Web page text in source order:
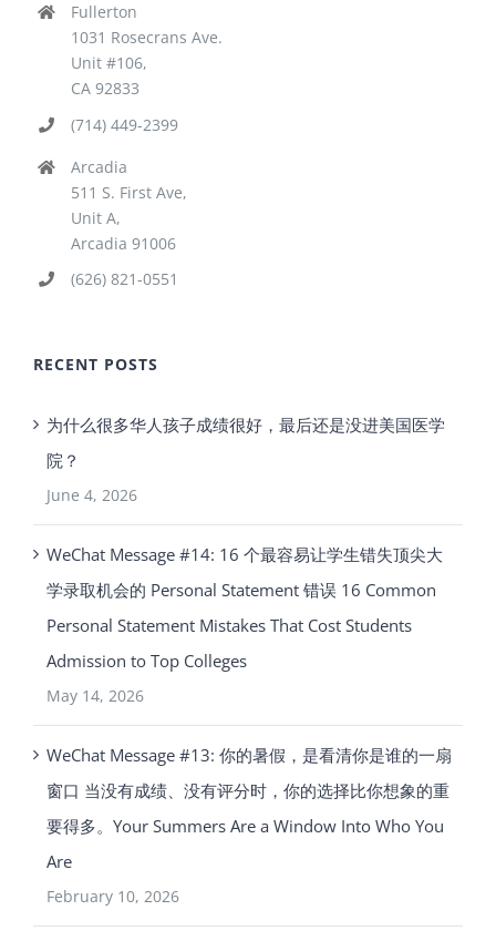
Fullerton
1031 Rosecrans Ave.
Unit #106,
CA 92833
(714) 449-2399
Arcadia
511 S. First Ave,
Unit A,
Arcadia 91006
(626) 821-0551
RECENT POSTS
为什么很多华人孩子成绩很好，最后还是没进美国医学
院？
June 4, 2026
WeChat Message #14: 16 个最容易让学生错失顶尖大
学录取机会的 Personal Statement 错误 16 Common
Personal Statement Mistakes That Cost Students
Admission to Top Colleges
May 14, 2026
WeChat Message #13: 你的暑假，是看清你是谁的一扇
窗口 当没有成绩、没有评分时，你的选择比你想象的重
要得多。Your Summers Are a Window Into Who You
Are
February 10, 2026